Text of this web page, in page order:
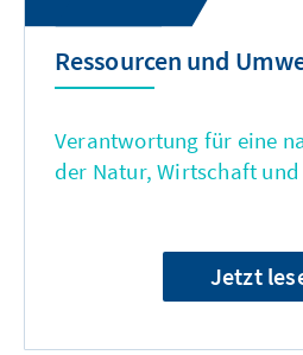
Ressourcen und
Verantwortung für eine
der Natur, Wirtschaft
Jetzt